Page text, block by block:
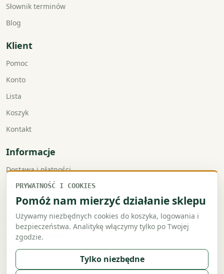
Słownik terminów
Blog
Klient
Pomoc
Konto
Lista
Koszyk
Kontakt
Informacje
Dostawa i płatności
Faktury VAT
Zwroty i reklamacje
Regulamin
Polityka prywatności
Polityka cookies
PRYWATNOŚĆ I COOKIES
Pomóż nam mierzyć działanie sklepu
Używamy niezbędnych cookies do koszyka, logowania i
bezpieczeństwa. Analitykę włączymy tylko po Twojej
zgodzie.
Tylko niezbędne